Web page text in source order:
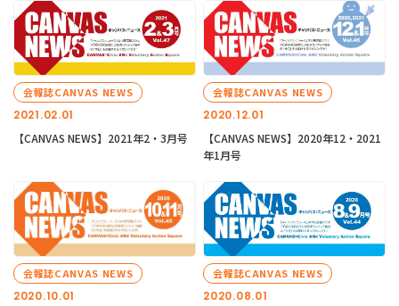
2021.02.01
会報誌CANVAS NEWS
【CANVAS NEWS】2021年2・3月号
2020.12.01
会報誌CANVAS NEWS
【CANVAS NEWS】2020年12・2021
年1月号
2020.10.01
会報誌CANVAS NEWS
2020.08.01
会報誌CANVAS NEWS